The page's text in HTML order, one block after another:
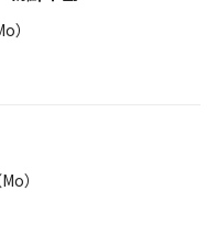
）
）